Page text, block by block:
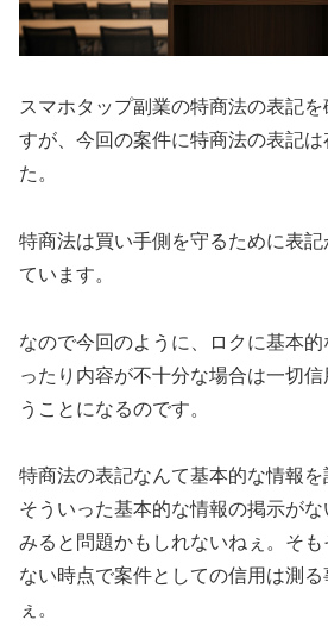
スマホタップ副業の特商法の表記
すが、今回の案件に特商法の表記
た。
特商法は買い手側を守るために表
ています。
なので今回のように、
ロクに基本
ったり内容が不十分な場合は一切
うことになるのです。
特商法の表記なんて基本的な情報を
そういった基本的な情報の掲示が
みると問題かもしれないねぇ。そ
ない時点で案件としての信用は測
ぇ。